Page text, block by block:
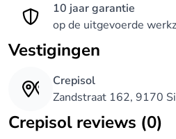
10 jaar garantie
op de uitgevoerde
Vestigingen
Crepisol
Zandstraat 162, 9170
Crepisol reviews (0)